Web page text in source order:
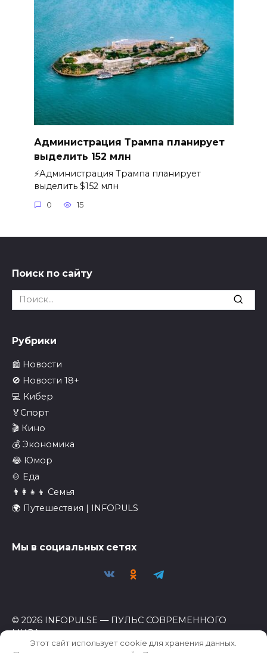
Администрация Трампа планирует
выделить 152 млн
⚡️Администрация Трампа планирует
выделить $152 млн
0 15
Поиск по сайту
Search
for:
Рубрики
📰 Новости
🚫 Новости 18+
💻 Кибер
🏅Спорт
🎬 Кино
💰 Экономика
😂 Юмор
🍲 Еда
👨‍👩‍👧‍👦 Семья
🌍 Путешествия | INFOPULS
Мы в социальных сетях
© 2026 INFOPULSE — ПУЛЬС СОВРЕМЕННОГО
МИРА
Этот сайт использует cookie для хранения данных.